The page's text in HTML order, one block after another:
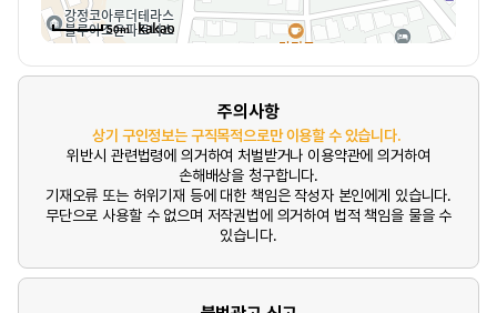
50m
주의사항
상기 구인정보는 구직목적으로만 이용할 수 있습니다.
위반시 관련법령에 의거하여 처벌받거나 이용약관에 의거하여
손해배상을 청구합니다.
기재오류 또는 허위기재 등에 대한 책임은 작성자 본인에게 있습니다.
무단으로 사용할 수 없으며 저작권법에 의거하여 법적 책임을 물을 수
있습니다.